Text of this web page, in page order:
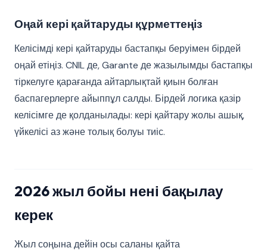
Оңай кері қайтаруды құрметтеңіз
Келісімді кері қайтаруды бастапқы беруімен бірдей
оңай етіңіз. CNIL де, Garante де жазылымды бастапқы
тіркелуге қарағанда айтарлықтай қиын болған
баспагерлерге айыппұл салды. Бірдей логика қазір
келісімге де қолданылады: кері қайтару жолы ашық,
үйкелісі аз және толық болуы тиіс.
2026 жыл бойы нені бақылау
керек
Жыл соңына дейін осы саланы қайта